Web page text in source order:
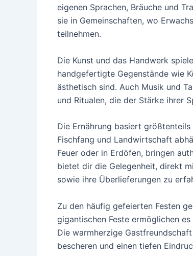
eigenen Sprachen, Bräuche und
sie in Gemeinschaften, wo
teilnehmen.
Die Kunst und das Handwerk
handgefertigte Gegenstände wie
ästhetisch sind. Auch Musik und
und Ritualen, die der Stärke ihrer
Die Ernährung basiert
Fischfang und Landwirtschaft
Feuer oder in Erdöfen, bringen
bietet dir die Gelegenheit, direkt
sowie ihre Überlieferungen zu
Zu den häufig gefeierten Festen
gigantischen Feste ermöglichen
Die warmherzige
bescheren und einen tiefen